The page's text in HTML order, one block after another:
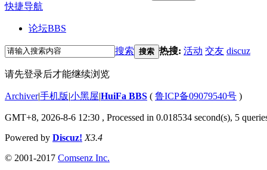
快捷导航
论坛BBS
搜索 搜索 热搜: 活动 交友 discuz
请先登录后才能继续浏览
Archiver|手机版|小黑屋|HuiFa BBS ( 鲁ICP备09079540号 )
GMT+8, 2026-8-6 12:30 , Processed in 0.018534 second(s), 5
Powered by Discuz! X3.4
© 2001-2017 Comsenz Inc.